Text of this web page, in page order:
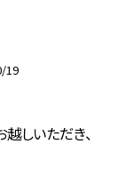
19
しいただき、